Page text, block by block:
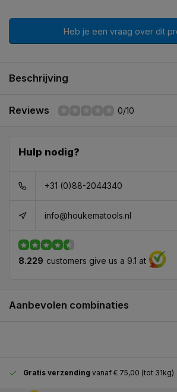
Heb je een vraag over dit
Beschrijving
Reviews 0/10
Hulp nodig?
+31 (0)88-2044340
info@houkematools.nl
8.229 customers give us a 9.1 at
Aanbevolen combinaties
Gratis verzending vanaf € 75,00 (tot 31kg)